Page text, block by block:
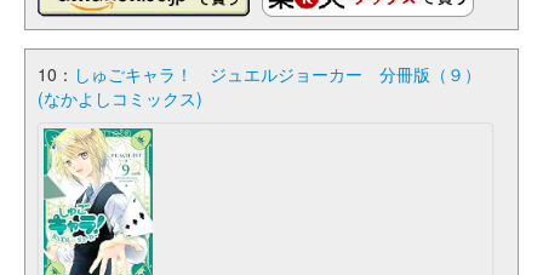
10： しゅごキャラ！ ジュエルジョーカー 分冊版（９）
(なかよしコミックス)